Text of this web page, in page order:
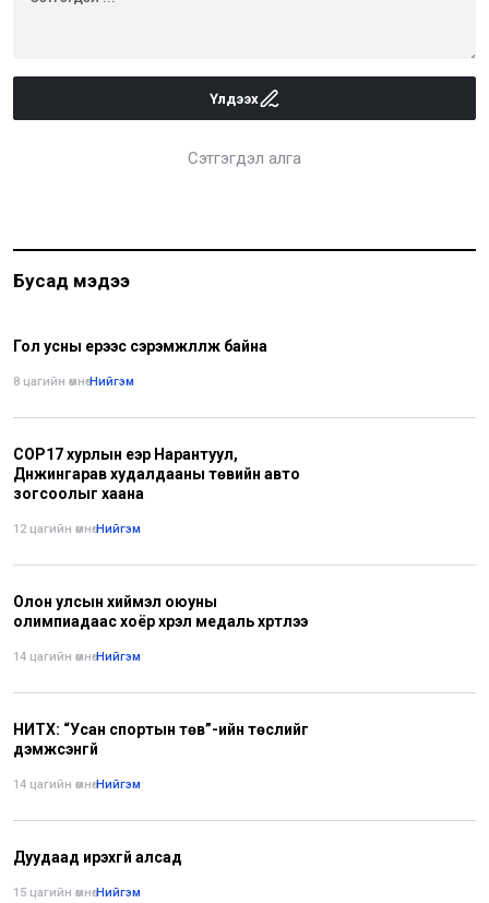
Үлдээх
Сэтгэгдэл алга
Бусад мэдээ
Гол усны үерээс сэрэмжлүүлж байна
8 цагийн өмнө•Нийгэм
COP17 хурлын үеэр Нарантуул,
Дүнжингарав худалдааны төвийн авто
зогсоолыг хаана
12 цагийн өмнө•Нийгэм
Олон улсын хиймэл оюуны
олимпиадаас хоёр хүрэл медаль хүртлээ
14 цагийн өмнө•Нийгэм
НИТХ: “Усан спортын төв”-ийн төслийг
дэмжсэнгүй
14 цагийн өмнө•Нийгэм
Дуудаад ирэхгүй алсад
15 цагийн өмнө•Нийгэм